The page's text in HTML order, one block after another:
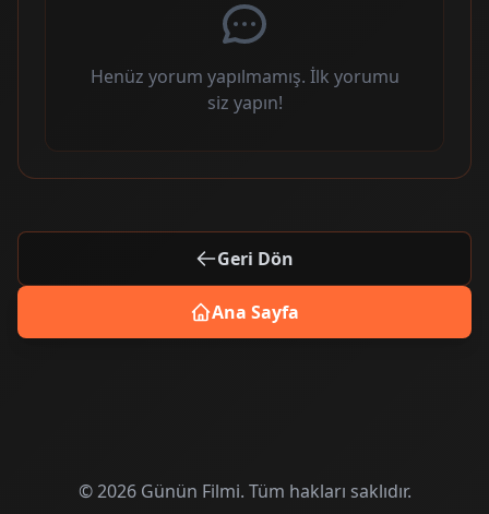
Henüz yorum yapılmamış. İlk yorumu
siz yapın!
Geri Dön
Ana Sayfa
© 2026 Günün Filmi. Tüm hakları saklıdır.